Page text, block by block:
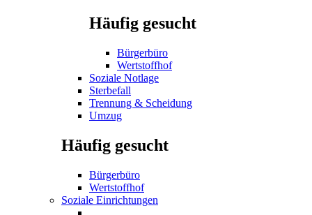
Häufig gesucht
Bürgerbüro
Wertstoffhof
Soziale Notlage
Sterbefall
Trennung & Scheidung
Umzug
Häufig gesucht
Bürgerbüro
Wertstoffhof
Soziale Einrichtungen